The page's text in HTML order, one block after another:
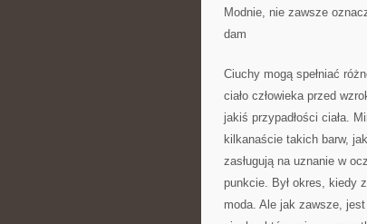
Modnie, nie zawsze
dam
Ciuchy mogą spełniać
ciało człowieka przed
jakiś przypadłości ciała.
kilkanaście takich barw,
zasługują na uznanie w
punkcie. Był okres, kiedy
moda. Ale jak zawsze,